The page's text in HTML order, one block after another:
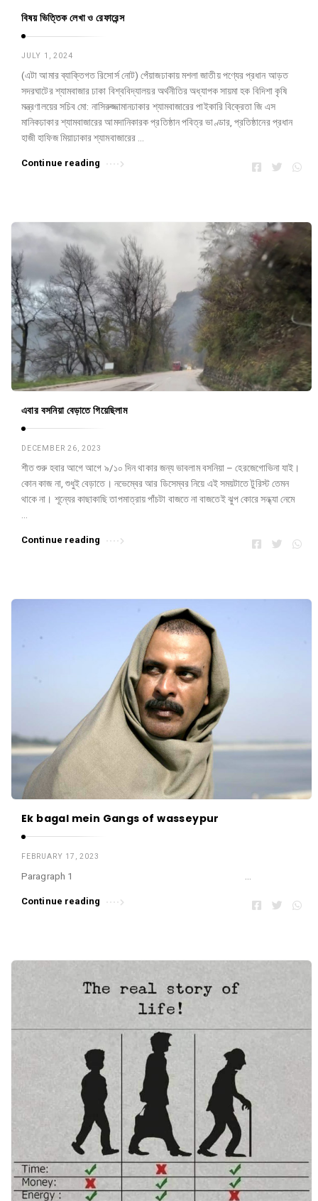
বিষয় ভিত্তিক লেখা ও রেফারেন্স
JULY 1, 2024
(এটা আমার ব্যাক্তিগত রিসোর্স নোট) পেঁয়াজঢাকায় মশলা জাতীয় পণ্যের প্রধান আড়ত
সদরঘাটের শ্যামবাজার ঢাকা বিশ্ববিদ্যালয়র অর্থনীতির অধ্যাপক সায়মা হক বিদিশা কৃষি
মন্ত্রণালয়ের সচিব মো: নাসিরুজ্জামানঢাকার শ্যামবাজারের পাইকারি বিক্রেতা জি এস
মানিকঢাকার শ্যামবাজারের আমদানিকারক প্রতিষ্ঠান পবিত্র ভাণ্ডার, প্রতিষ্ঠানের প্রধান
হাজী হাফিজ মিয়াঢাকার শ্যামবাজারের …
Continue reading
এবার বসনিয়া বেড়াতে গিয়েছিলাম
DECEMBER 26, 2023
শীত শুরু হবার আগে আগে ৯/১০ দিন থাকার জন্য ভাবলাম বসনিয়া – হেরজেগোভিনা যাই।
কোন কাজ না, শুধুই বেড়াতে। নভেম্বের আর ডিসেম্বর নিয়ে এই সময়টাতে টুরিস্ট তেমন
থাকে না। শূন্যের কাছাকাছি তাপমাত্রায় পাঁচটা বাজতে না বাজতেই ঝুপ কোরে সন্ধ্যা নেমে
Continue reading
Ek bagal mein Gangs of wasseypur
FEBRUARY 17, 2023
Paragraph 1 …
Continue reading